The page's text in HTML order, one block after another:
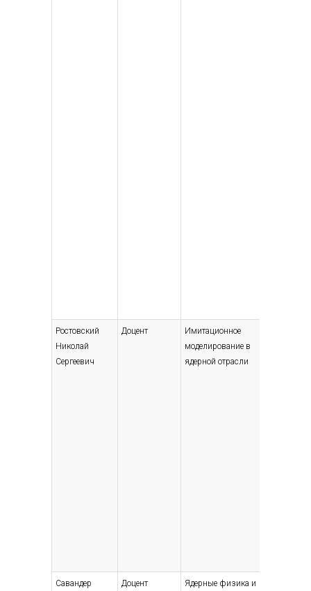
Ростовский
Николай
Сергеевич
Доцент
Имитационное
моделирование в
ядерной отрасли
Савандер
Доцент
Ядерные физика и